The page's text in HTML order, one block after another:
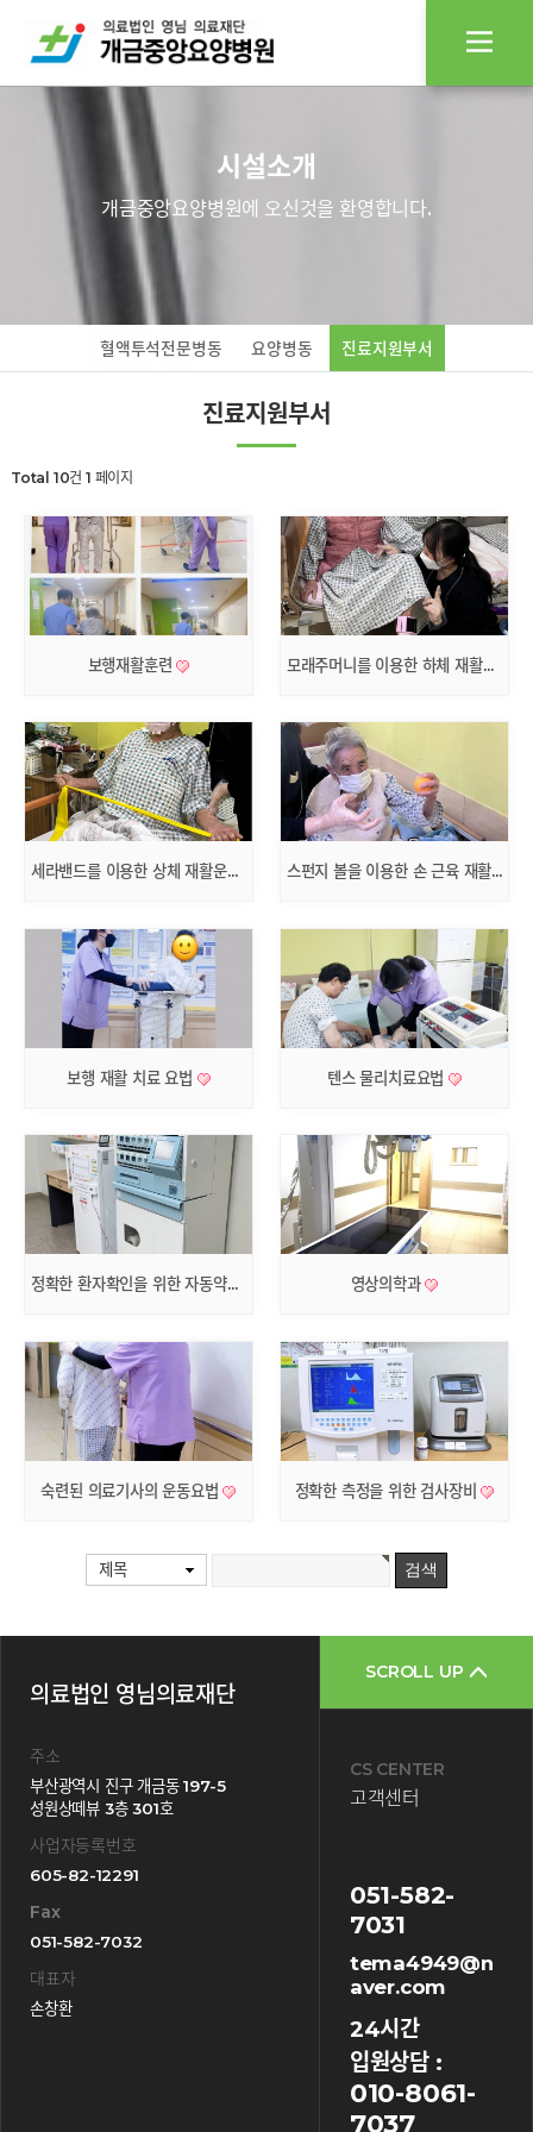
혈액투석전문병동 요양병동 진료지원부서
시설소개
개금중앙요양병원에 오신것을 환영합니다.
진료지원부서
Total 10건 1 페이지
보행재활훈련 모래주머니를 이용한 하체 재활운동
세라밴드를 이용한 상체 재활운동 스펀지 볼을 이용한 손 근육 재활운동
보행 재활 치료 요법 텐스 물리치료요법
정확한 환자확인을 위한 자동약포장기 영상의학과
숙련된 의료기사의 운동요법 정확한 측정을 위한 검사장비
제목
의료법인 영님의료재단
주소
부산광역시 진구 개금동 197-5
성원상떼뷰 3층 301호
사업자등록번호
605-82-12291
Fax
051-582-7032
대표자
손창환
SCROLL UP
CS CENTER
고객센터
051-582-
7031
tema4949@n
aver.com
24시간
입원상담 :
010-8061-
7037